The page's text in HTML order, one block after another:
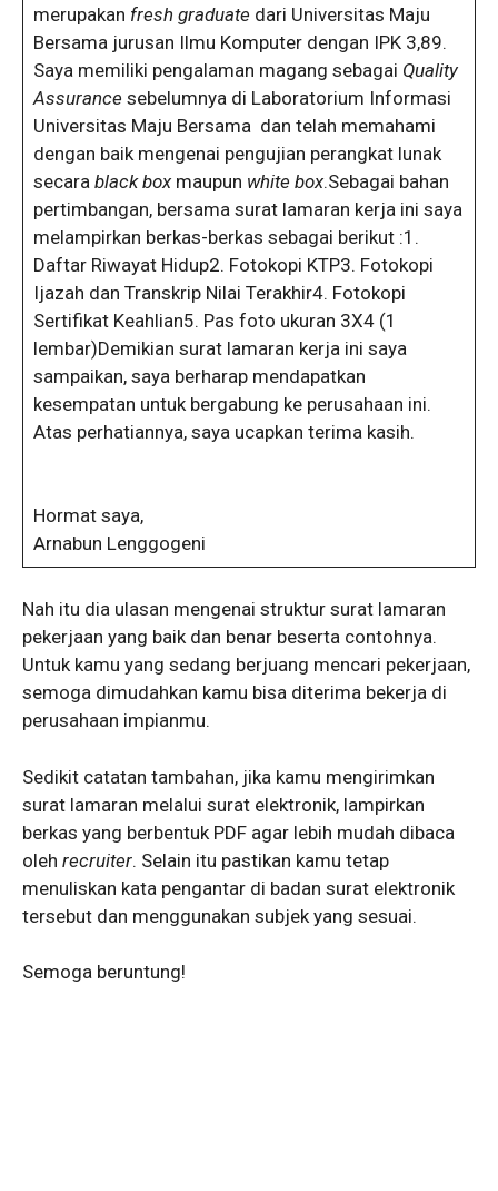
merupakan fresh graduate dari Universitas Maju
Bersama jurusan Ilmu Komputer dengan IPK 3,89.
Saya memiliki pengalaman magang sebagai Quality
Assurance sebelumnya di Laboratorium Informasi
Universitas Maju Bersama dan telah memahami
dengan baik mengenai pengujian perangkat lunak
secara black box maupun white box.Sebagai bahan
pertimbangan, bersama surat lamaran kerja ini saya
melampirkan berkas-berkas sebagai berikut :1.
Daftar Riwayat Hidup2. Fotokopi KTP3. Fotokopi
Ijazah dan Transkrip Nilai Terakhir4. Fotokopi
Sertifikat Keahlian5. Pas foto ukuran 3X4 (1
lembar)Demikian surat lamaran kerja ini saya
sampaikan, saya berharap mendapatkan
kesempatan untuk bergabung ke perusahaan ini.
Atas perhatiannya, saya ucapkan terima kasih.
Hormat saya,
Arnabun Lenggogeni
Nah itu dia ulasan mengenai struktur surat lamaran
pekerjaan yang baik dan benar beserta contohnya.
Untuk kamu yang sedang berjuang mencari pekerjaan,
semoga dimudahkan kamu bisa diterima bekerja di
perusahaan impianmu.
Sedikit catatan tambahan, jika kamu mengirimkan
surat lamaran melalui surat elektronik, lampirkan
berkas yang berbentuk PDF agar lebih mudah dibaca
oleh recruiter. Selain itu pastikan kamu tetap
menuliskan kata pengantar di badan surat elektronik
tersebut dan menggunakan subjek yang sesuai.
Semoga beruntung!